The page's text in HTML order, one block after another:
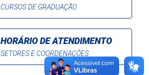
CURSOS DE GRADUAÇÃO
HORÁRIO DE ATENDIMENTO
SETORES E COORDENAÇÕES